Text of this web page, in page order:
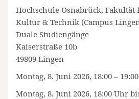
Hochschule Osnabrück, Fakultät
Kultur & Technik (Campus
Duale Studiengänge
Kaiserstraße 10b
49809 Lingen
Montag, 8. Juni 2026, 18:00 –
Montag, 8. Juni 2026, 18:00 Uhr